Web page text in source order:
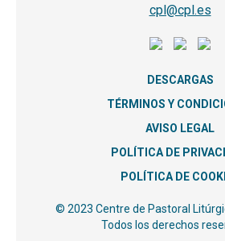
cpl@cpl.es
DESCARGAS
TÉRMINOS Y
AVISO LEGAL
POLÍTICA DE
POLÍTICA DE
© 2023 Centre de Pastoral
Todos los derechos